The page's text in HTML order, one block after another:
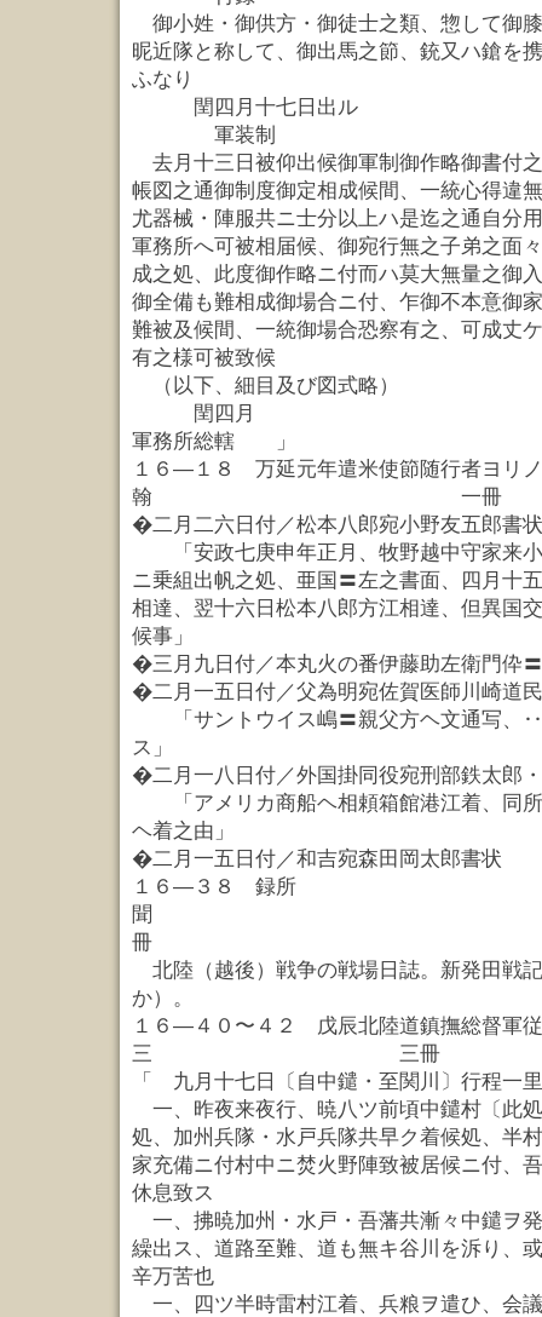
御小姓・御供方・御徒士之類、惣して御
昵近隊と称して、御出馬之節、銃又ハ鎗を
ふなり
閏四月十七日出ル
軍装制
去月十三日被仰出候御軍制御作略御書付
帳図之通御制度御定相成候間、一統心得違
尤器械・陣服共ニ士分以上ハ是迄之通自分
軍務所へ可被相届候、御宛行無之子弟之面
成之処、此度御作略ニ付而ハ莫大無量之御
御全備も難相成御場合ニ付、乍御不本意御
難被及候間、一統御場合恐察有之、可成丈
有之様可被致候
（以下、細目及び図式略）
閏
軍務所総轄 」
１６—１８ 万延元年遣米使節随行者ヨリ
翰 一冊
�二月二六日付／松本八郎宛小野友五郎書状
「安政七庚申年正月、牧野越中守家来
ニ乗組出帆之処、亜国〓左之書面、四月十
相達、翌十六日松本八郎方江相達、但異国
候事」
�三月九日付／本丸火の番伊藤助左衛門伜
�二月一五日付／父為明宛佐賀医師川崎道
「サントウイス嶋〓親父方ヘ文通写、
ス」
�二月一八日付／外国掛同役宛刑部鉄太郎
「アメリカ商船ヘ相頼箱館港江着、同所
ヘ着之由」
�二月一五日付／和吉宛森田岡太郎書状
１６—３８ 録所
聞
冊
北陸（越後）戦争の戦場日誌。新発田戦
か）。
１６—４０〜４２ 戊辰北陸道鎮撫総督軍
三 三冊
「 九月十七日〔自中鑓・至関川〕行程一
一、昨夜来夜行、暁八ツ前頃中鑓村〔此
処、加州兵隊・水戸兵隊共早ク着候処、半
家充備ニ付村中ニ焚火野陣致被居候ニ付、
休息致ス
一、拂暁加州・水戸・吾藩共漸々中鑓ヲ
繰出ス、道路至難、道も無キ谷川を泝り、
辛万苦也
一、四ツ半時雷村江着、兵粮ヲ遣ひ、会